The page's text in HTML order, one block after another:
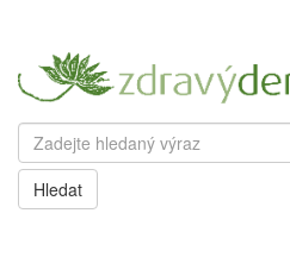
Hledat